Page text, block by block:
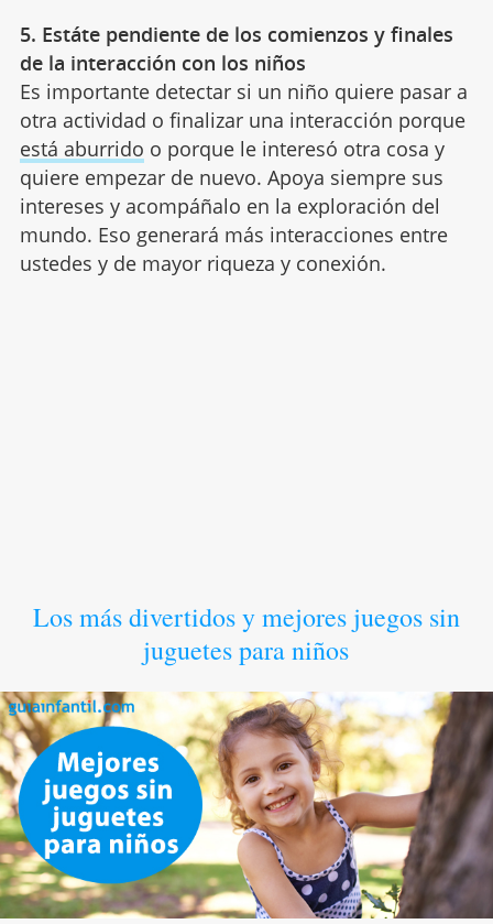
5. Estáte pendiente de los comienzos y finales
de la interacción con los niños
Es importante detectar si un niño quiere pasar a
otra actividad o finalizar una interacción porque
está aburrido o porque le interesó otra cosa y
quiere empezar de nuevo. Apoya siempre sus
intereses y acompáñalo en la exploración del
mundo. Eso generará más interacciones entre
ustedes y de mayor riqueza y conexión.
Los más divertidos y mejores juegos sin
juguetes para niños